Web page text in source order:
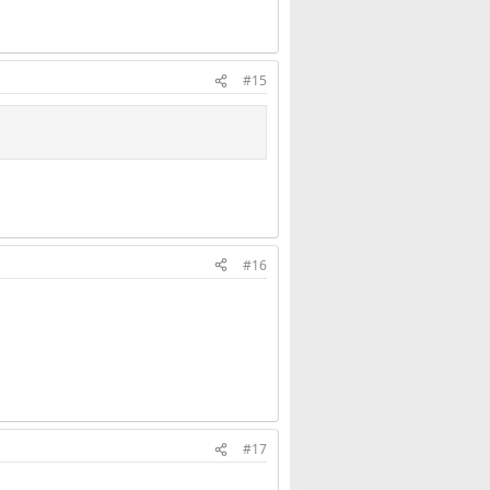
#15
#16
#17